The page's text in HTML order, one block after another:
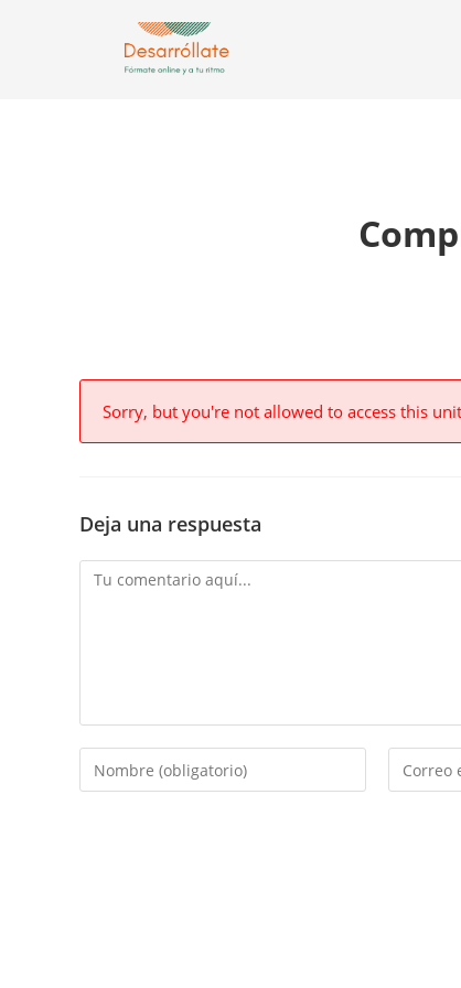
Sorry, but you're not allowed to access this
Deja una respuesta